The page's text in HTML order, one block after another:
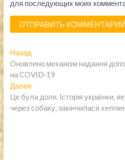
для последующих моих
Навигация
по
записям
НазадПредыдущая
запись:
Оновлено механізм надання
на COVID-19
ДалееСледующая
запись:
Це була доля. Історія українки,
через собаку, закінчилася